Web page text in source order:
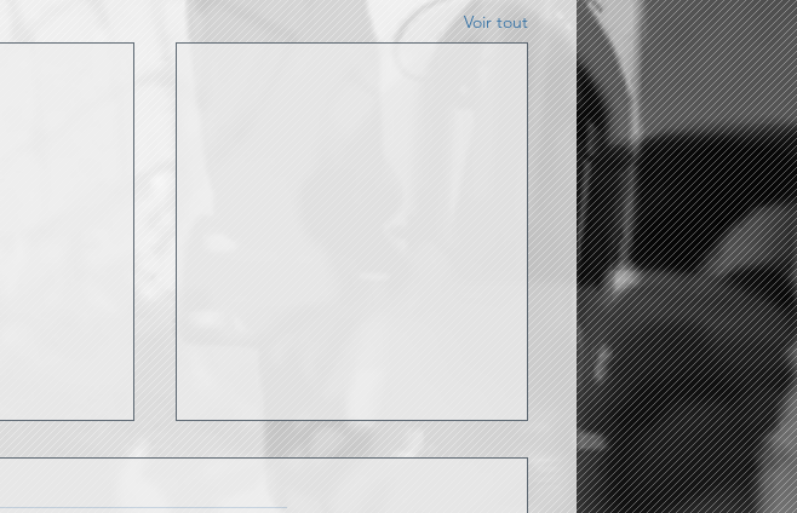
Voir tout
Animations Escalade...